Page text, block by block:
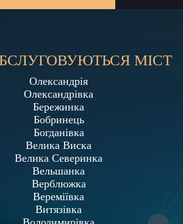
МІСТ
Олександрія
Олександрівка
Бережинка
Бобринець
Богданівка
Велика Виска
Велика Северинка
Вельшанка
Верблюжка
Вереміївка
Витязівка